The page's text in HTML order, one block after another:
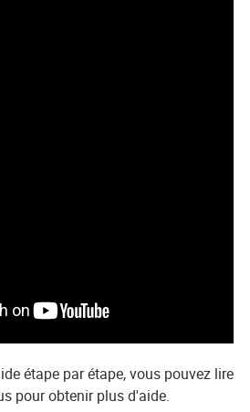
étape par étape, vous pouvez lire
pour obtenir plus d'aide.